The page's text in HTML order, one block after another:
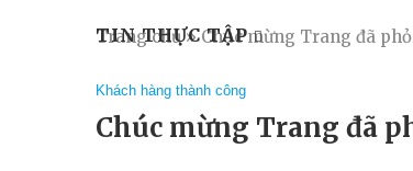
TIN THỰC TẬP
Trang chủ»Chúc mừng Trang đã
Khách hàng thành công
Chúc mừng Trang đã